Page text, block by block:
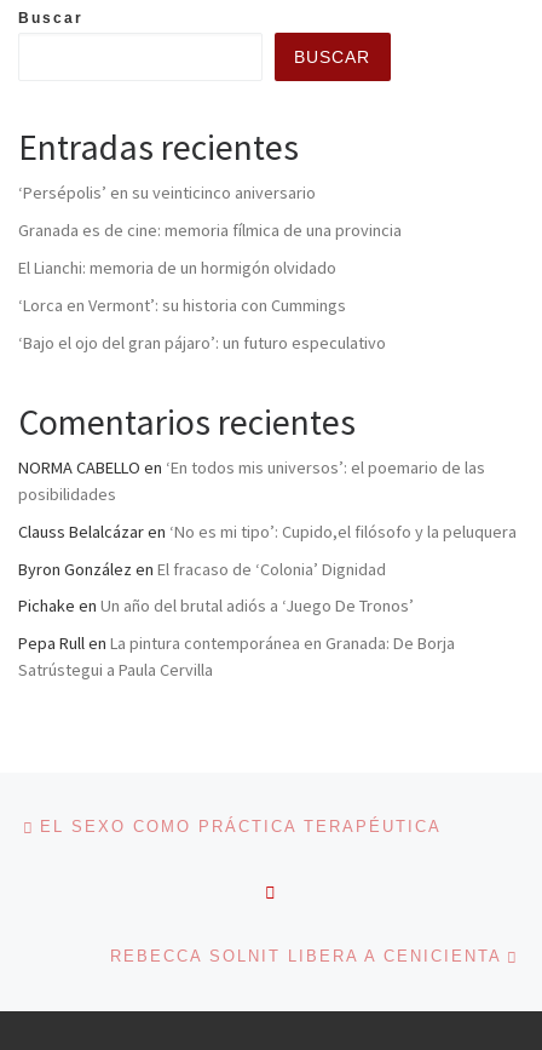
Buscar
BUSCAR
Entradas recientes
‘Persépolis’ en su veinticinco aniversario
Granada es de cine: memoria fílmica de una provincia
El Lianchi: memoria de un hormigón olvidado
‘Lorca en Vermont’: su historia con Cummings
‘Bajo el ojo del gran pájaro’: un futuro especulativo
Comentarios recientes
NORMA CABELLO en ‘En todos mis universos’: el poemario de las
posibilidades
Clauss Belalcázaren ‘No es mi tipo’: Cupido,el filósofo y la peluquera
Byron González en El fracaso de ‘Colonia’ Dignidad
Pichake en Un año del brutal adiós a ‘Juego De Tronos’
Pepa Rullen La pintura contemporánea en Granada: De Borja
Satrústegui a Paula Cervilla
Navegación de entradas
EL SEXO COMO PRÁCTICA TERAPÉUTICA
REBECCA SOLNIT LIBERA A CENICIENTA